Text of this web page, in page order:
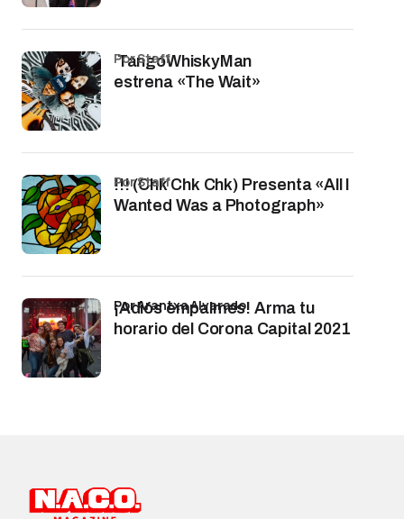
TangoWhiskyMan
estrena «The Wait»
por Staff
!!! (Chk Chk Chk) Presenta «All I
Wanted Was a Photograph»
por Staff
¡Adiós empalmes! Arma tu
horario del Corona Capital 2021
por Arantxa Alvarado